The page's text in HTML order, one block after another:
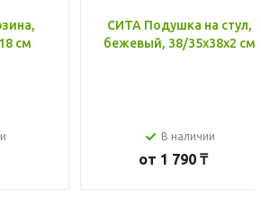
см
СИТА Подушка на стул,
бежевый, 38/35x38x2 см
В наличии
от 1 790 ₸